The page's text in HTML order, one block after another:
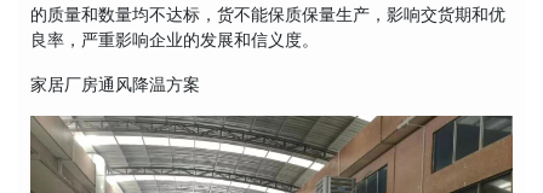
的质量和数量均不达标，货不能保质保量生产，影响交货期和优
良率，严重影响企业的发展和信义度。
家居厂房通风降温方案